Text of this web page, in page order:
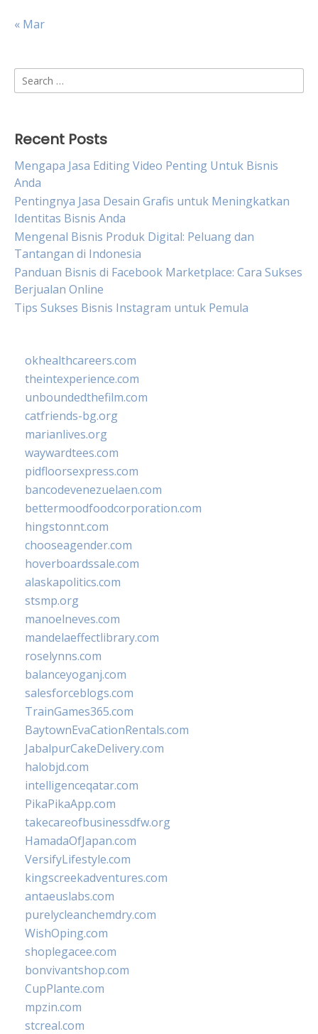
« Mar
Search
for:
Recent Posts
Mengapa Jasa Editing Video Penting Untuk Bisnis
Anda
Pentingnya Jasa Desain Grafis untuk Meningkatkan
Identitas Bisnis Anda
Mengenal Bisnis Produk Digital: Peluang dan
Tantangan di Indonesia
Panduan Bisnis di Facebook Marketplace: Cara Sukses
Berjualan Online
Tips Sukses Bisnis Instagram untuk Pemula
okhealthcareers.com
theintexperience.com
unboundedthefilm.com
catfriends-bg.org
marianlives.org
waywardtees.com
pidfloorsexpress.com
bancodevenezuelaen.com
bettermoodfoodcorporation.com
hingstonnt.com
chooseagender.com
hoverboardssale.com
alaskapolitics.com
stsmp.org
manoelneves.com
mandelaeffectlibrary.com
roselynns.com
balanceyoganj.com
salesforceblogs.com
TrainGames365.com
BaytownEvaCationRentals.com
JabalpurCakeDelivery.com
halobjd.com
intelligenceqatar.com
PikaPikaApp.com
takecareofbusinessdfw.org
HamadaOfJapan.com
VersifyLifestyle.com
kingscreekadventures.com
antaeuslabs.com
purelycleanchemdry.com
WishOping.com
shoplegacee.com
bonvivantshop.com
CupPlante.com
mpzin.com
stcreal.com